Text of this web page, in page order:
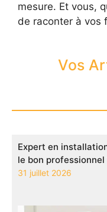
mesure. Et vous,
de raconter à vos
Vos
Expert en
le bon professionnel
31 juillet 2026